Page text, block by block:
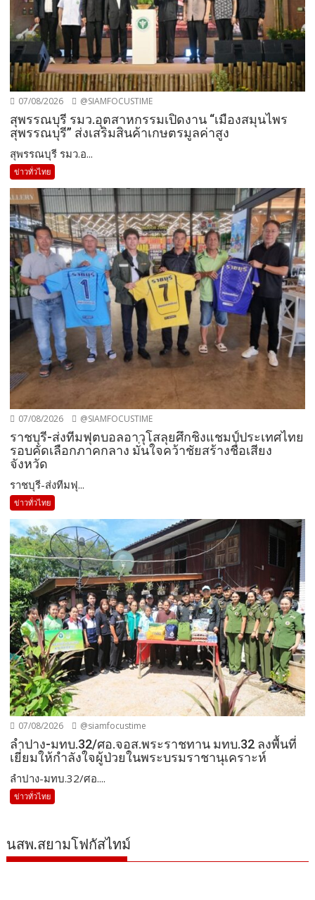
07/08/2026 @SIAMFOCUSTIME
สุพรรณบุรี รมว.อุตสาหกรรมเปิดงาน “เมืองสมุนไพร
สุพรรณบุรี” ส่งเสริมสินค้าเกษตรมูลค่าสูง
สุพรรณบุรี รมว.อ...
ข่าวทั่วไทย
07/08/2026 @SIAMFOCUSTIME
ราชบุรี-ส่งทีมฟุตบอลอาวุโสลุยศึกชิงแชมป์ประเทศไทย
รอบคัดเลือกภาคกลาง มั่นใจคว้าชัยสร้างชื่อเสียง
จังหวัด
ราชบุรี-ส่งทีมฟุ...
ข่าวทั่วไทย
07/08/2026 @siamfocustime
ลำปาง-มทบ.32/ศอ.จอส.พระราชทาน มทบ.32 ลงพื้นที่
เยี่ยมให้กำลังใจผู้ป่วยในพระบรมราชานุเคราะห์
ลำปาง-มทบ.32/ศอ....
ข่าวทั่วไทย
นสพ.สยามโฟกัสไทม์